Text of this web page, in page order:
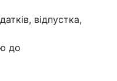
відпустка,
до